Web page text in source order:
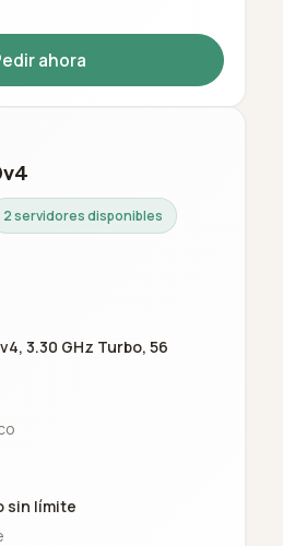
ahora
2 servidores disponibles
3.30 GHz Turbo, 56
sin límite